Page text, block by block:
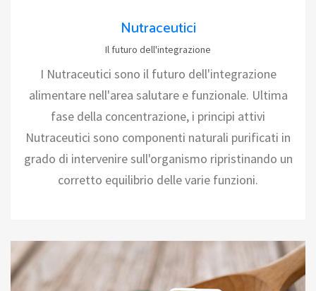
Nutraceutici
Il futuro dell'integrazione
I Nutraceutici sono il futuro dell'integrazione
alimentare nell'area salutare e funzionale. Ultima
fase della concentrazione, i principi attivi
Nutraceutici sono componenti naturali purificati in
grado di intervenire sull'organismo ripristinando un
corretto equilibrio delle varie funzioni.